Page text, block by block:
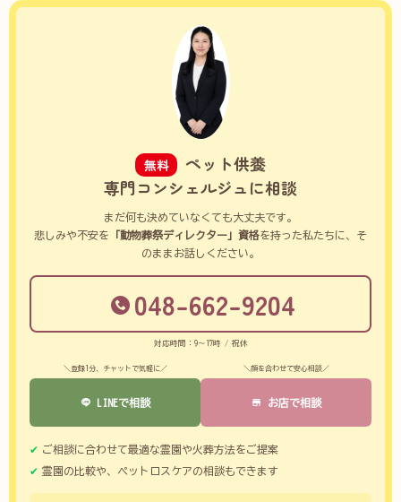
無料
ペット供養
専門コンシェルジュに相談
まだ何も決めていなくても大丈夫です。
悲しみや不安を 「動物葬祭ディレクター」資格を持った私たちに、そ
のままお話しください。
048-662-9204
対応時間：9～17時 / 祝休
＼登録1分、チャットで気軽に／
LINEで相談
＼顔を合わせて安心相談／
お店で相談
ご相談に合わせて最適な霊園や火葬方法をご提案
霊園の比較や、ペットロスケアの相談もできます